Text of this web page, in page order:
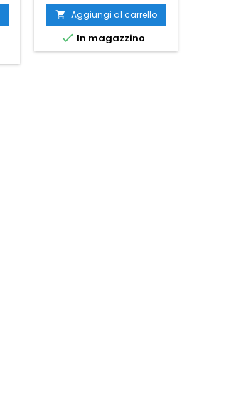
 Aggiungi al carrello
 In magazzino